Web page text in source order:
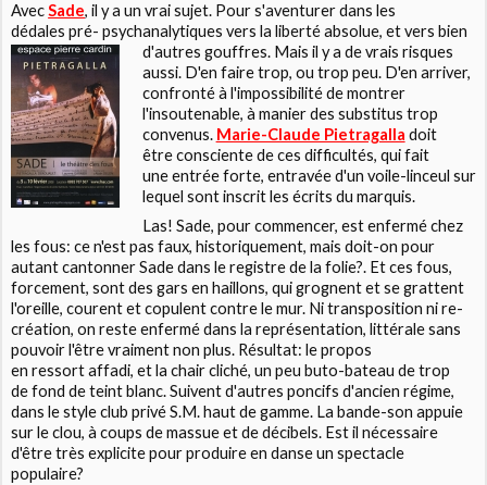
AvecSade, il y a un vrai sujet. Pour s'aventurer dans les
dédales pré- psychanalytiques vers la liberté absolue, et vers bien
d'autres gouffres. Mais il y a de vrais risques
aussi. D'en faire trop, ou trop peu. D'en arriver,
confronté à l'impossibilité de montrer
l'insoutenable, à manier des substitus trop
convenus. Marie-Claude Pietragalla doit
être consciente de ces difficultés, qui fait
une entrée forte, entravée d'un voile-linceul sur
lequel sont inscrit les écrits du marquis.
Las! Sade, pour commencer, est enfermé chez
les fous: ce n'est pas faux, historiquement, mais doit-on pour
autant cantonner Sade dans le registre de la folie?. Et ces fous,
forcement, sont des gars en haillons, qui grognent et se grattent
l'oreille, courent et copulent contre le mur. Ni transposition ni re-
création, on reste enfermé dans la représentation, littérale sans
pouvoir l'être vraiment non plus. Résultat: le propos
en ressort affadi, et la chair cliché, un peu buto-bateau de trop
de fond de teint blanc. Suivent d'autres poncifs d'ancien régime,
dans le style club privé S.M. haut de gamme. La bande-son appuie
sur le clou, à coups de massue et de décibels. Est il nécessaire
d'être très explicite pour produire en danse un spectacle
populaire?